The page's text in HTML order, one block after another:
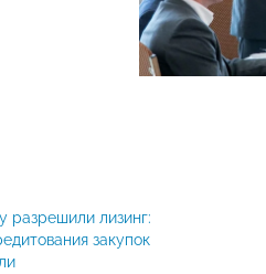
разрешили лизинг:
закупок